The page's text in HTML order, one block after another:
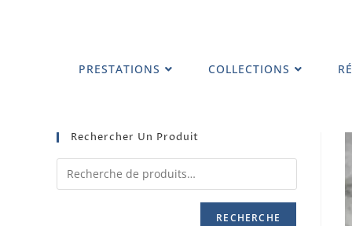
PRESTATIONS COLLECTIONS
Rechercher Un Produit
RECHERCHE